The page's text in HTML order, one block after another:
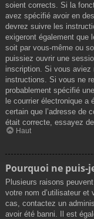
soient corrects. Si la
avez spécifié avoir en
devrez suivre les
exigeront également que
soit par vous-même ou
puissiez ouvrir une
inscription. Si vous aviez
instructions. Si vous ne
probablement spécifié
le courrier électronique
certain que l’adresse de
était correcte, essayez
Haut
Pourquoi ne puis-
Plusieurs raisons
votre nom d’utilisateur
cas, contactez un
avoir été banni. Il est